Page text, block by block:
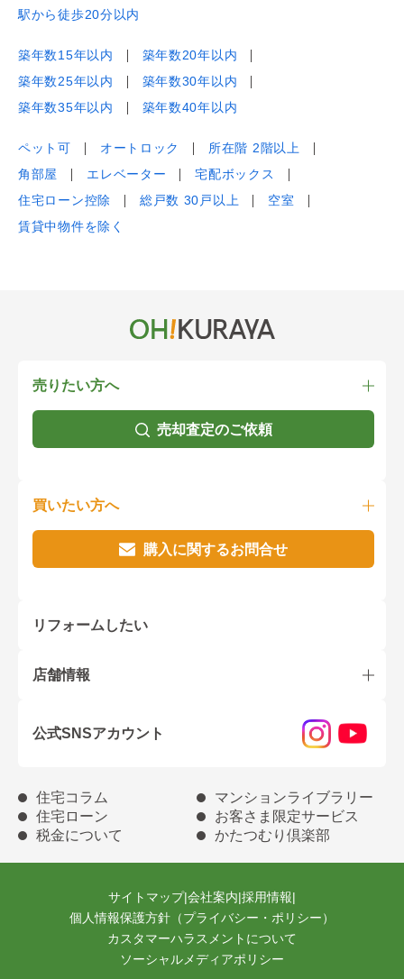
駅から徒歩20分以内
築年数15年以内
築年数20年以内
築年数25年以内
築年数30年以内
築年数35年以内
築年数40年以内
ペット可 オートロック
所在階 2階以上
角部屋
エレベーター
宅配ボックス
住宅ローン控除
総戸数 30戸以上
空室
賃貸中物件を除く
売りたい方へ
売却査定のご依頼
買いたい方へ
購入に関するお問合せ
リフォームしたい
店舗情報
公式SNSアカウント
住宅コラム
マンションライブラリー
住宅ローン
お客さま限定サービス
税金について
かたつむり倶楽部
サイトマップ|会社案内|採用情報|
個人情報保護方針（プライバシー・ポリシー）
カスタマーハラスメントについて
ソーシャルメディアポリシー